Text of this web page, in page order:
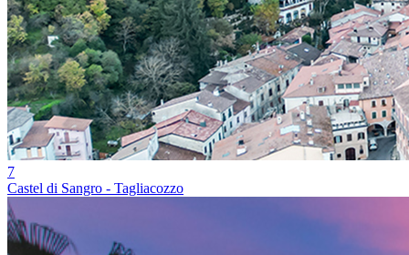
7
Castel di Sangro - Tagliacozzo